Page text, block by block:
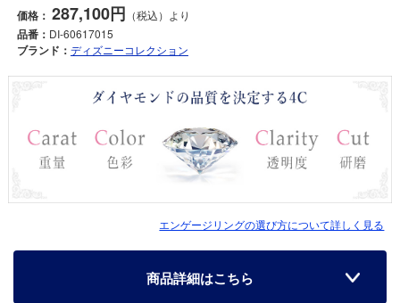
価格： 287,100円 （税込）より
品番： DI-60617015
ブランド： ディズニーコレクション
エンゲージリングの選び方について詳しく見る
商品詳細はこちら